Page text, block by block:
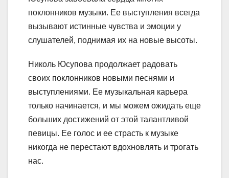
поклонников музыки. Ее выступления всегда
вызывают истинные чувства и эмоции у
слушателей, поднимая их на новые высоты.
Николь Юсупова продолжает радовать
своих поклонников новыми песнями и
выступлениями. Ее музыкальная карьера
только начинается, и мы можем ожидать еще
больших достижений от этой талантливой
певицы. Ее голос и ее страсть к музыке
никогда не перестают вдохновлять и трогать
нас.